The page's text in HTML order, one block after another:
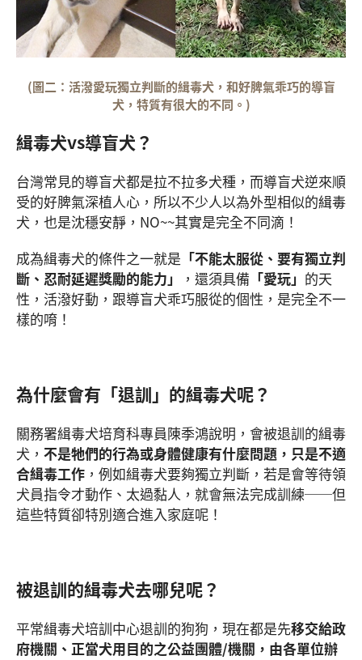
(圖二：活潑愛玩獨立判斷的緝毒犬，和好脾氣乖巧的導盲
犬，特質有很大的不同。)
緝毒犬vs導盲犬？
台灣常見的導盲犬都是拉不拉多犬種，而導盲犬逆來順
受的好脾氣深植人心，所以不少人以為外型相似的緝毒
犬，也是沈穩安靜，NO~~其實是完全不同滴！
成為緝毒犬的條件之一就是 「不能太服從、要有獨立判
斷、忍耐延遲獎勵的能力」
，還須具備 「愛玩」 的天
性，活潑好動，跟導盲犬乖巧服從的個性，是完全不一
樣的唷！
為什麼會有「退訓」的緝毒犬呢？
關務署緝毒犬培育科專員陳季鴻說明，會被退訓的緝毒
犬， 不是牠們的行為或身體健康有什麼問題，只是不適
合緝毒工作 ，例如緝毒犬要夠獨立判斷，若是會等待領
犬員指令才動作、太過黏人，就會無法完成訓練──但
這些特質卻特別適合進入家庭呢！
被退訓的緝毒犬去哪兒呢？
平常緝毒犬培訓中心退訓的狗狗，現在都是先移交給政
府機關、正當犬用目的之公益團體/機關，由各單位辦